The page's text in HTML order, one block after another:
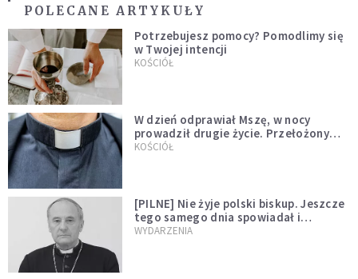
POLECANE ARTYKUŁY
Potrzebujesz pomocy? Pomodlimy się
w Twojej intencji
KOŚCIÓŁ
W dzień odprawiał Mszę, w nocy
prowadził drugie życie. Przełożony
kazał mu opuścić zakon
KOŚCIÓŁ
[PILNE] Nie żyje polski biskup. Jeszcze
tego samego dnia spowiadał i
sprawował Mszę świętą
WYDARZENIA